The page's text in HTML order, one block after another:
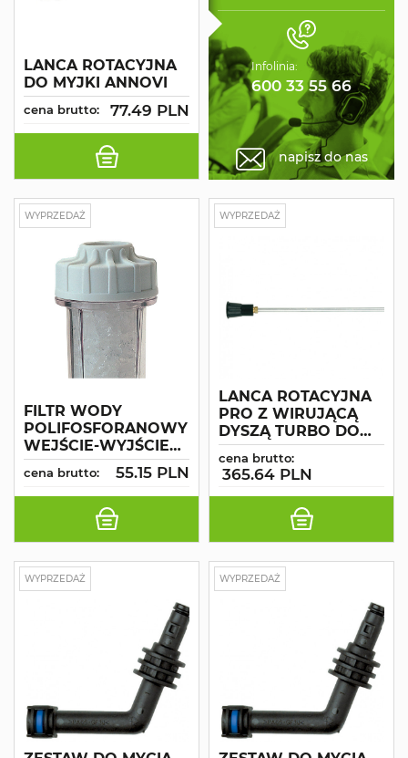
LANCA ROTACYJNA
DO MYJKI ANNOVI
cena brutto: 77.49 PLN
Infolinia:
600 33 55 66
napisz do nas
WYPRZEDAŻ
FILTR WODY
POLIFOSFORANOWY
WEJŚCIE-WYJŚCIE
3/4 F-M DO ANNOVI
HOT 1309
cena brutto: 55.15 PLN
WYPRZEDAŻ
LANCA ROTACYJNA
PRO Z WIRUJĄCĄ
DYSZĄ TURBO DO
MODELI ANNOVI
HOT 1309
cena brutto:
365.64 PLN
WYPRZEDAŻ WYPRZEDAŻ